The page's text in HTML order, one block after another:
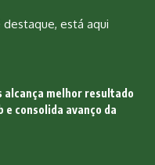
está aqui
alcança melhor resultado
e consolida avanço da